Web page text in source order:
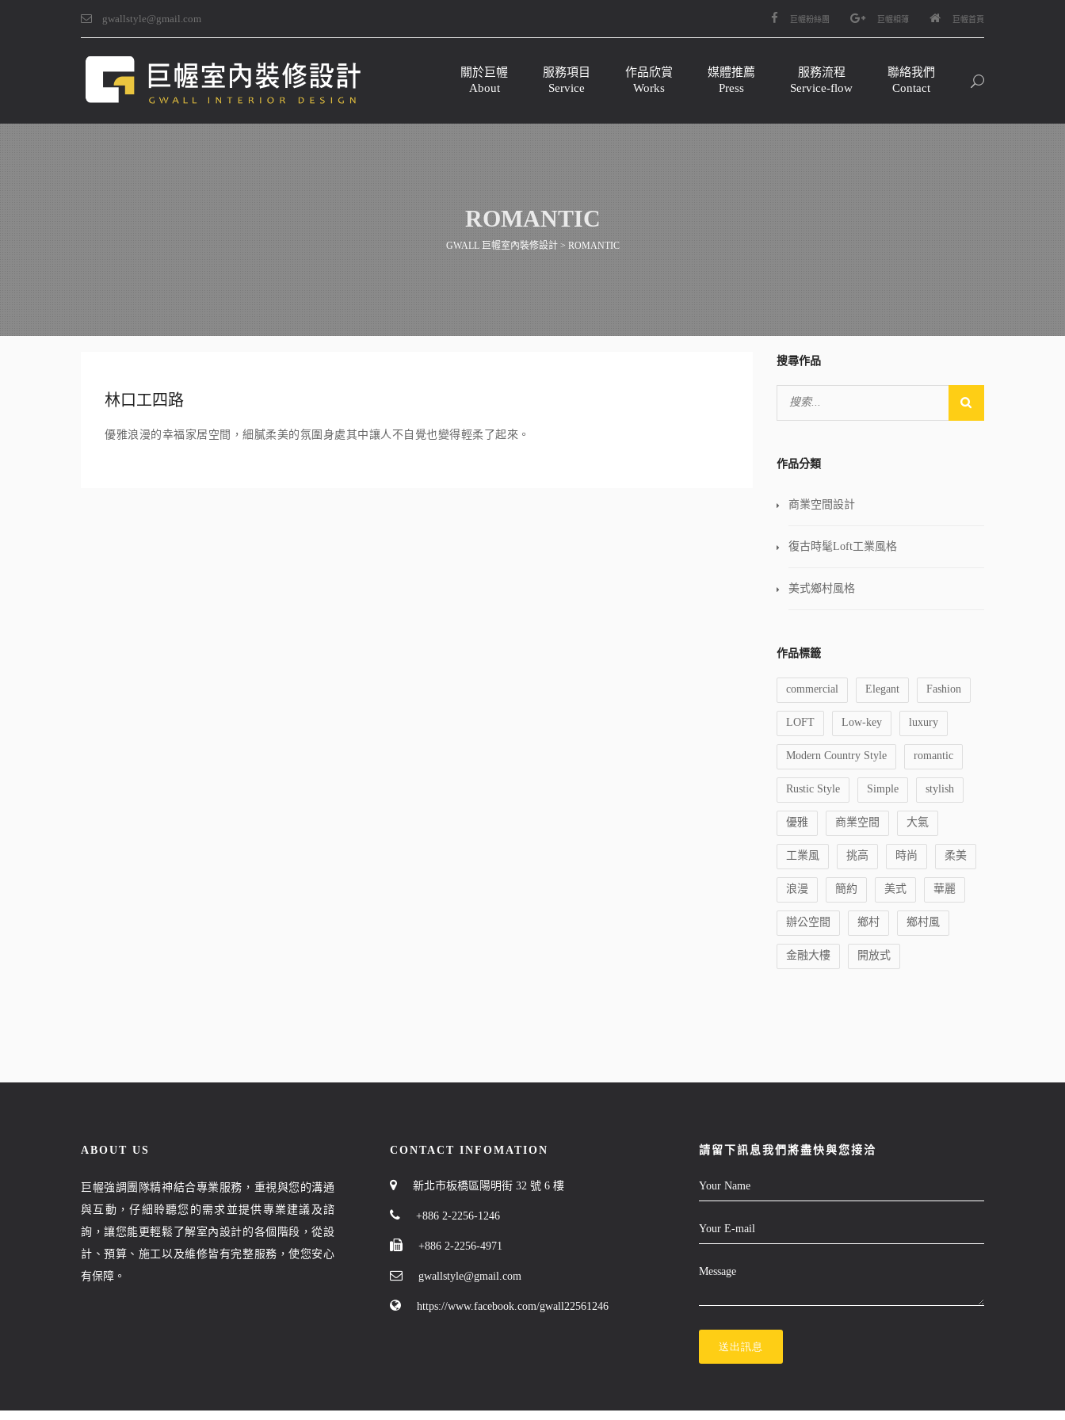
gwallstyle@gmail.com 巨幄粉絲團 巨幄相簿 巨幄首頁
關於巨幄
About
服務項目
Service
作品欣賞
Works
媒體推薦
Press
服務流程
Service-flow
聯絡我們
Contact
ROMANTIC
GWALL 巨幄室內裝修設計> ROMANTIC
林口工四路
優雅浪漫的幸福家居空間，細膩柔美的氛圍身處其中讓人不自覺也變得輕柔了起來。
搜尋作品
作品分類
商業空間設計
復古時髦Loft工業風格
美式鄉村風格
作品標籤
commercial Elegant Fashion
LOFT Low-key luxury
Modern Country Style romantic
Rustic Style Simple stylish
優雅 商業空間 大氣
工業風 挑高 時尚 柔美
浪漫 簡約 美式 華麗
辦公空間 鄉村 鄉村風
金融大樓 開放式
ABOUT US
巨幄強調團隊精神結合專業服務，重視與您的溝通
與互動，仔細聆聽您的需求並提供專業建議及諮
詢，讓您能更輕鬆了解室內設計的各個階段，從設
計、預算、施工以及維修皆有完整服務，使您安心
有保障。
CONTACT INFOMATION
新北市板橋區陽明街 32 號 6 樓
+886 2-2256-1246
+886 2-2256-4971
gwallstyle@gmail.com
https://www.facebook.com/gwall22561246
請留下訊息我們將盡快與您接洽